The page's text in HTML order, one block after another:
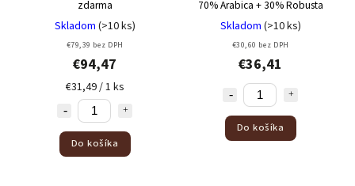
zdarma
Skladom (>10 ks)
€79,39 bez DPH
€94,47
€31,49 / 1 ks
Do košíka
70% Arabica + 30% Robusta
Skladom (>10 ks)
€30,60 bez DPH
€36,41
Do košíka